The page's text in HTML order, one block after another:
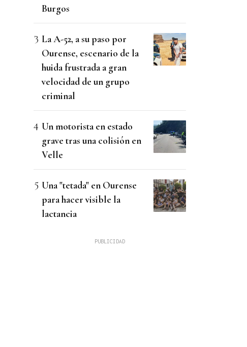
Burgos
La A-52, a su paso por
Ourense, escenario de la
huida frustrada a gran
velocidad de un grupo
criminal
Un motorista en estado
grave tras una colisión en
Velle
Una "tetada" en Ourense
para hacer visible la
lactancia